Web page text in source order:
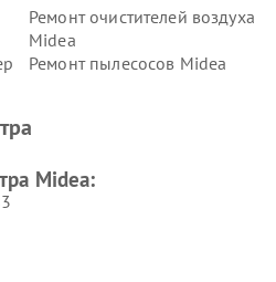
Ремонт очистителей воздуха
Midea
Ремонт пылесосов Midea
Midea
Midea: